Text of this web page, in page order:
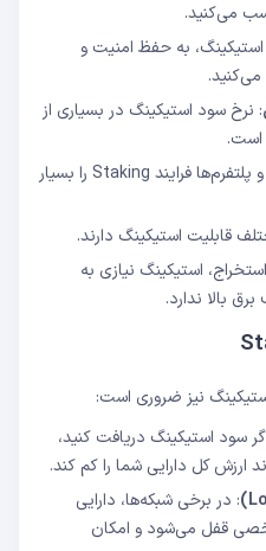
می‌کنید.
استیکینگ، به حفظ امنیت و
: نرخ سود استیکینگ در بسیاری از
است.
: بسیاری از صرافی‌ها و پلتفرم‌ها فرایند Staking را بسیار
قابلیت استیکینگ دارند.
استیکینگ نیازی به
بالا ندارد.
نیز ضروری است:
سود استیکینگ دریافت کنید،
ارزش کل دارایی شما را کم کند.
: در برخی شبکه‌ها، دارایی
قفل می‌شود و امکان